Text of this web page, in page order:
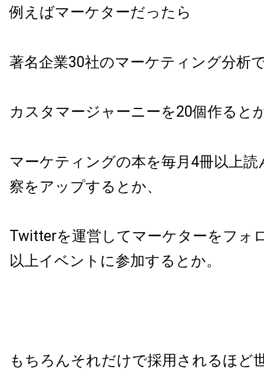
例えばマーケターだったら
著名企業30社のマーケティング分析
カスタマージャーニーを20個作ると
マーケティングの本を毎月4冊以上
察をアップするとか、
Twitterを運営してマーケターをフォ
以上イベントに参加するとか。
もちろんそれだけで採用されるほど